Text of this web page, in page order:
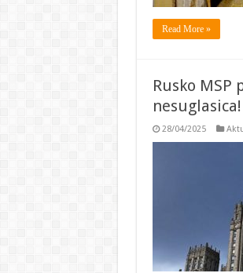
Read More »
Rusko
nesuglasica!
28/04/2025